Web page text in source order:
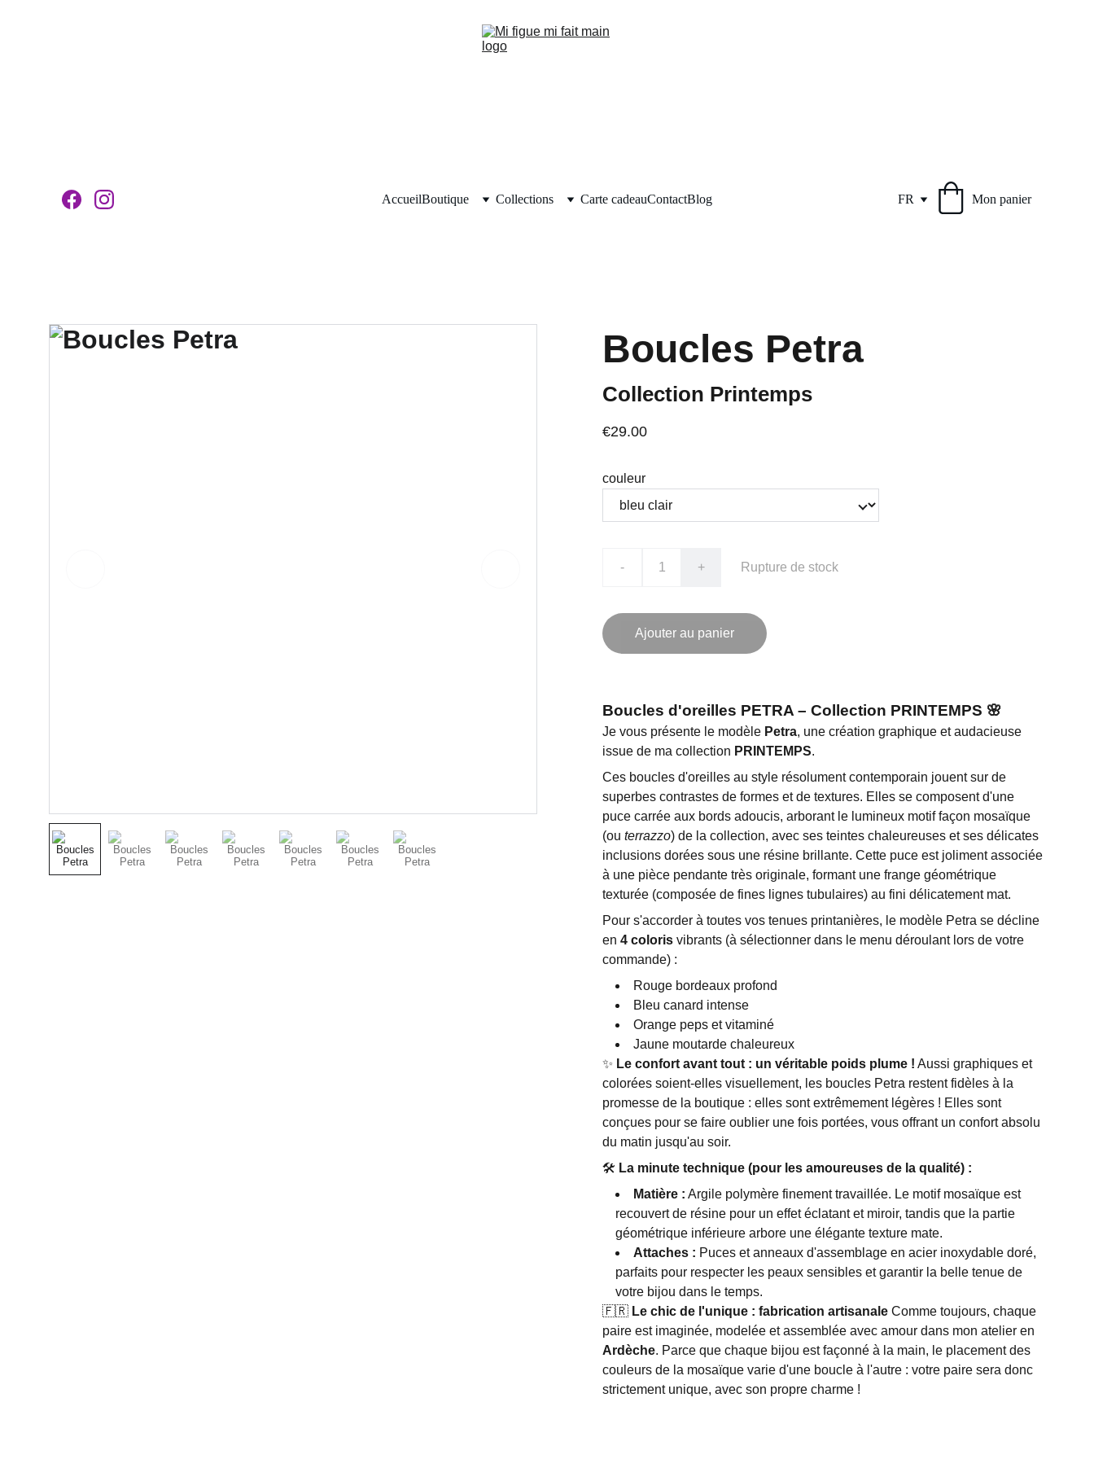
AccueilBoutique Collections Carte cadeauContactBlog FR Mon panier
Boucles Petra
Collection Printemps
€29.00
couleur
- + Rupture de stock
Ajouter au panier
Boucles d'oreilles PETRA – Collection PRINTEMPS 🌸
Je vous présente le modèle Petra, une création graphique et audacieuse
issue de ma collection PRINTEMPS.
Ces boucles d'oreilles au style résolument contemporain jouent sur de
superbes contrastes de formes et de textures. Elles se composent d'une
puce carrée aux bords adoucis, arborant le lumineux motif façon mosaïque
(ou terrazzo) de la collection, avec ses teintes chaleureuses et ses délicates
inclusions dorées sous une résine brillante. Cette puce est joliment associée
à une pièce pendante très originale, formant une frange géométrique
texturée (composée de fines lignes tubulaires) au fini délicatement mat.
Pour s'accorder à toutes vos tenues printanières, le modèle Petra se décline
en 4 coloris vibrants (à sélectionner dans le menu déroulant lors de votre
commande) :
Rouge bordeaux profond
Bleu canard intense
Orange peps et vitaminé
Jaune moutarde chaleureux
✨ Le confort avant tout : un véritable poids plume ! Aussi graphiques et
colorées soient-elles visuellement, les boucles Petra restent fidèles à la
promesse de la boutique : elles sont extrêmement légères ! Elles sont
conçues pour se faire oublier une fois portées, vous offrant un confort absolu
du matin jusqu'au soir.
🛠️ La minute technique (pour les amoureuses de la qualité) :
Matière : Argile polymère finement travaillée. Le motif mosaïque est
recouvert de résine pour un effet éclatant et miroir, tandis que la partie
géométrique inférieure arbore une élégante texture mate.
Attaches : Puces et anneaux d'assemblage en acier inoxydable doré,
parfaits pour respecter les peaux sensibles et garantir la belle tenue de
votre bijou dans le temps.
🇫🇷 Le chic de l'unique : fabrication artisanale Comme toujours, chaque
paire est imaginée, modelée et assemblée avec amour dans mon atelier en
Ardèche. Parce que chaque bijou est façonné à la main, le placement des
couleurs de la mosaïque varie d'une boucle à l'autre : votre paire sera donc
strictement unique, avec son propre charme !